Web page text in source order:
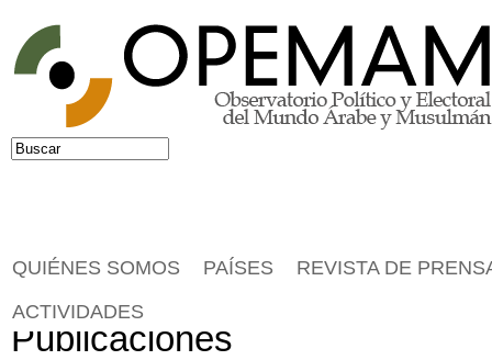
Jump to navigation
Formulario de búsqueda
Buscar
Publicaciones
QUIÉNES SOMOS PAÍSES REVISTA DE
ACTIVIDADES